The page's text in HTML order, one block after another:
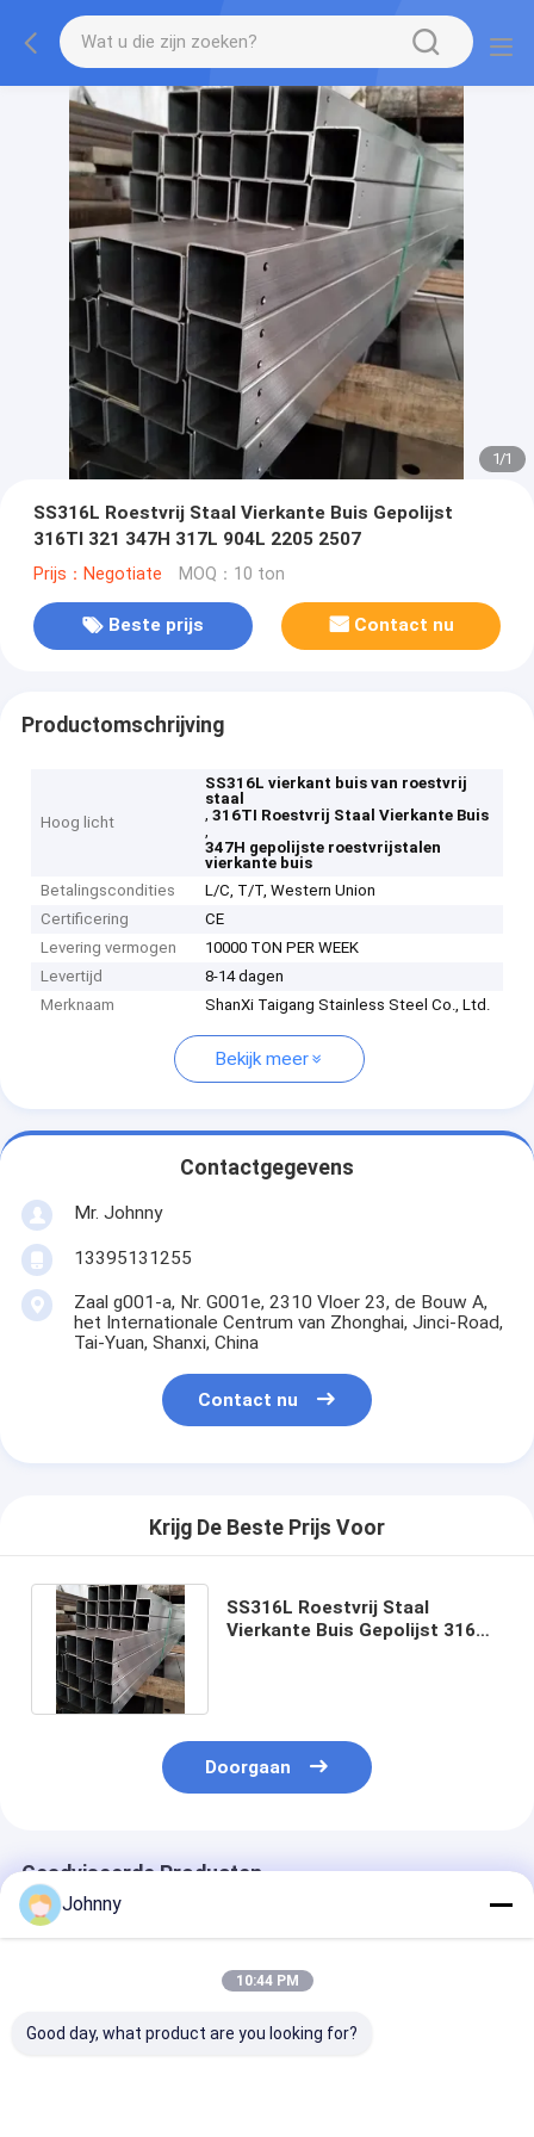
1/1
SS316L Roestvrij Staal Vierkante Buis Gepolijst
316TI 321 347H 317L 904L 2205 2507
Prijs：Negotiate MOQ：10 ton
Beste prijs Contact nu
Productomschrijving
Hoog licht
SS316L vierkant buis van roestvrij
staal
,316TI Roestvrij Staal Vierkante Buis
,
347H gepolijste roestvrijstalen
vierkante buis
Betalingscondities
L/C, T/T, Western Union
Certificering
CE
Levering vermogen
10000 TON PER WEEK
Levertijd
8-14 dagen
Merknaam
ShanXi Taigang Stainless Steel Co., Ltd.
Bekijk meer
Contactgegevens
Mr. Johnny
13395131255
Zaal g001-a, Nr. G001e, 2310 Vloer 23, de Bouw A,
het Internationale Centrum van Zhonghai, Jinci-Road,
Tai-Yuan, Shanxi, China
Contact nu
Krijg De Beste Prijs Voor
SS316L Roestvrij Staal
Vierkante Buis Gepolijst 316TI
Doorgaan
Geadviseerde Producten
Johnny
10:44 PM
Good day, what product are you looking for?